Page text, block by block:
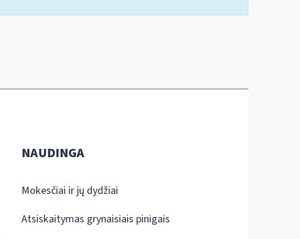
NAUDINGA
Mokesčiai ir jų dydžiai
Atsiskaitymas grynaisiais pinigais